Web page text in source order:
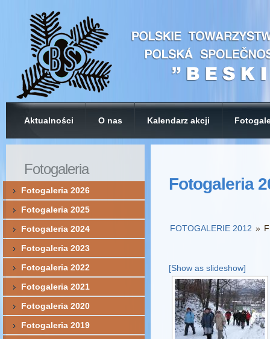
Aktualności O nas Kalendarz akcji
Fotogaleria
FOTOGALERIE 2012 »
[Show as slideshow]
Fotogaleria
Fotogaleria 2026
Fotogaleria 2025
Fotogaleria 2024
Fotogaleria 2023
Fotogaleria 2022
Fotogaleria 2021
Fotogaleria 2020
Fotogaleria 2019